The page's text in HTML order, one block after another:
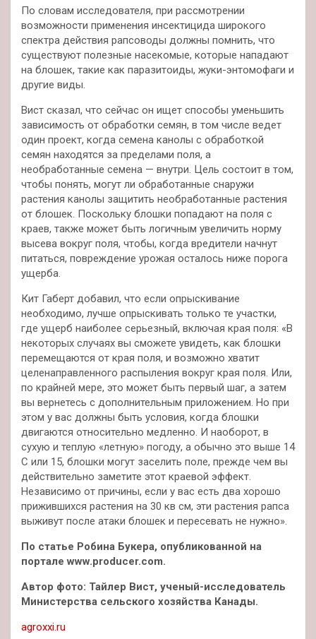
По словам исследователя, при рассмотрении
возможности применения инсектицида широкого
спектра действия рапсоводы должны помнить, что
существуют полезные насекомые, которые нападают
на блошек, такие как паразитоиды, жуки-энтомофаги и
другие виды.
Вист сказал, что сейчас он ищет способы уменьшить
зависимость от обработки семян, в том числе ведет
один проект, когда семена канолы с обработкой
семян находятся за пределами поля, а
необработанные семена — внутри. Цель состоит в том,
чтобы понять, могут ли обработанные снаружи
растения канолы защитить необработанные растения
от блошек. Поскольку блошки попадают на поля с
краев, также может быть логичным увеличить норму
высева вокруг поля, чтобы, когда вредители начнут
питаться, повреждение урожая осталось ниже порога
ущерба.
Кит Габерт добавил, что если опрыскивание
необходимо, лучше опрыскивать только те участки,
где ущерб наиболее серьезный, включая края поля: «В
некоторых случаях вы сможете увидеть, как блошки
перемещаются от края поля, и возможно хватит
целенаправленного распыления вокруг края поля. Или,
по крайней мере, это может быть первый шаг, а затем
вы вернетесь с дополнительным приложением. Но при
этом у вас должны быть условия, когда блошки
двигаются относительно медленно. И наоборот, в
сухую и теплую «летную» погоду, а обычно это выше 14
C или 15, блошки могут заселить поле, прежде чем вы
действительно заметите этот краевой эффект.
Независимо от причины, если у вас есть два хорошо
прижившихся растения на 30 кв см, эти растения рапса
выживут после атаки блошек и пересевать не нужно».
По статье Робина Букера, опубликованной на
портале www.producer.com.
Автор фото: Тайлер Вист, ученый-исследователь
Министерства сельского хозяйства Канады.
agroxxi.ru